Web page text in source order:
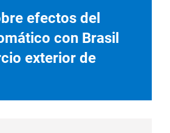
efectos del
con Brasil
exterior de